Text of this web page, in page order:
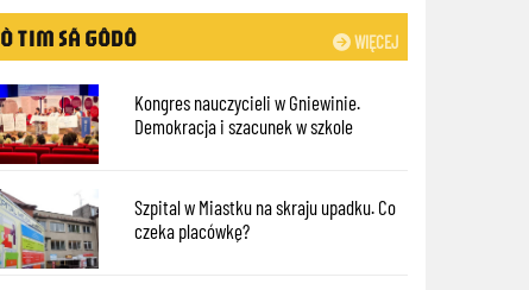
WIĘCEJ
Ò TIM SÃ GÔDÔ
Kongres nauczycieli w Gniewinie.
Demokracja i szacunek w szkole
Szpital w Miastku na skraju upadku. Co
czeka placówkę?